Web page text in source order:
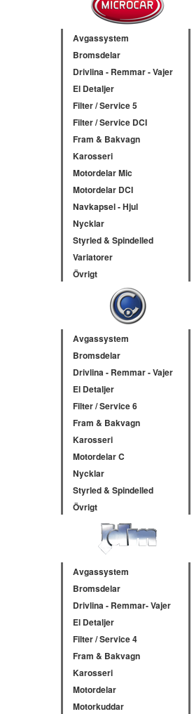
Avgassystem
Bromsdelar
Drivlina - Remmar - Vajer
El Detaljer
Filter / Service 5
Filter / Service DCI
Fram & Bakvagn
Karosseri
Motordelar Mic
Motordelar DCI
Navkapsel - Hjul
Nycklar
Styrled & Spindelled
Variatorer
Övrigt
Avgassystem
Bromsdelar
Drivlina - Remmar - Vajer
El Detaljer
Filter / Service 6
Fram & Bakvagn
Karosseri
Motordelar C
Nycklar
Styrled & Spindelled
Övrigt
Avgassystem
Bromsdelar
Drivlina - Remmar- Vajer
El Detaljer
Filter / Service 4
Fram & Bakvagn
Karosseri
Motordelar
Motorkuddar